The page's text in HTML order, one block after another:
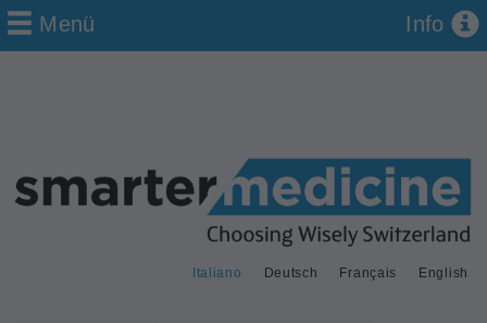
Deutsch Français
Italiano English
Menü Info